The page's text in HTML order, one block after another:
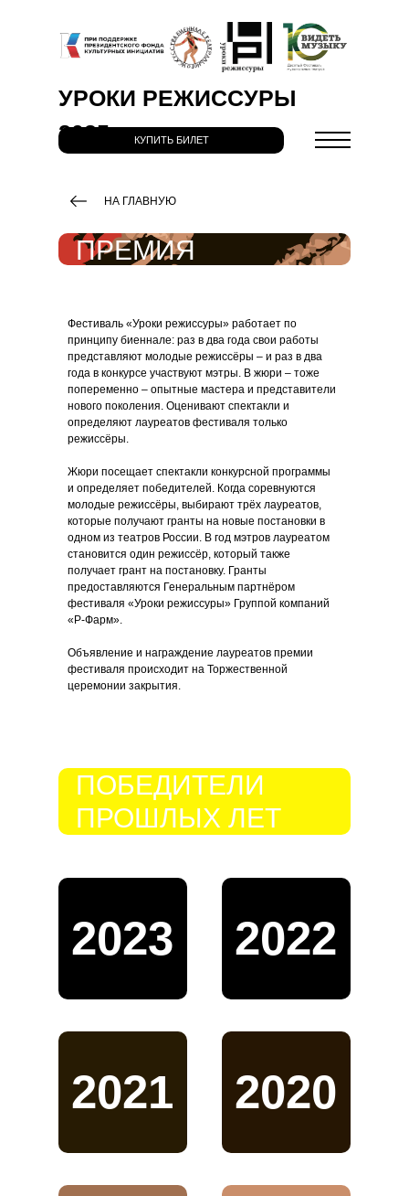
КУПИТЬ БИЛЕТ
УРОКИ РЕЖИССУРЫ
2025
НА ГЛАВНУЮ
ПРЕМИЯ
Фестиваль «Уроки режиссуры» работает по
принципу биеннале: раз в два года свои работы
представляют молодые режиссёры – и раз в два
года в конкурсе участвуют мэтры. В жюри – тоже
попеременно – опытные мастера и представители
нового поколения. Оценивают спектакли и
определяют лауреатов фестиваля только
режиссёры.
Жюри посещает спектакли конкурсной программы
и определяет победителей. Когда соревнуются
молодые режиссёры, выбирают трёх лауреатов,
которые получают гранты на новые постановки в
одном из театров России. В год мэтров лауреатом
становится один режиссёр, который также
получает грант на постановку. Гранты
предоставляются Генеральным партнёром
фестиваля «Уроки режиссуры» Группой компаний
«Р-Фарм».
Объявление и награждение лауреатов премии
фестиваля происходит на Торжественной
церемонии закрытия.
ПОБЕДИТЕЛИ
ПРОШЛЫХ ЛЕТ
2020
2021
2022
2023